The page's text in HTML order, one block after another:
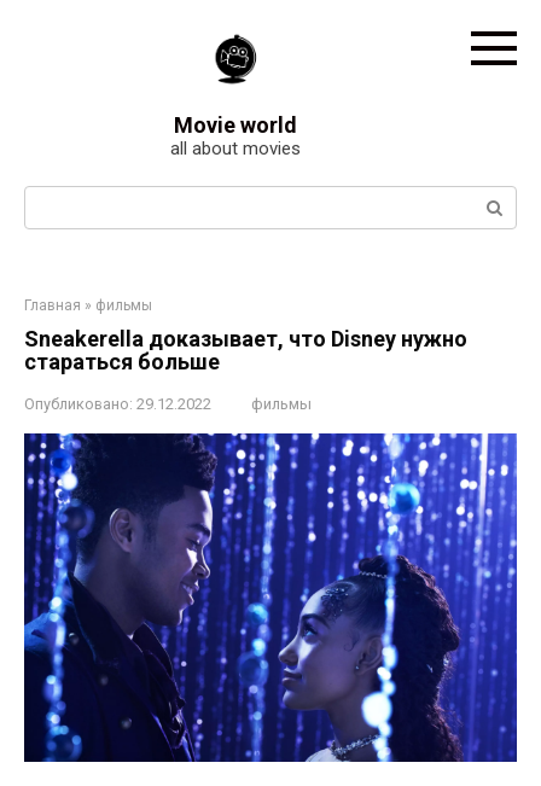
Movie world
all about movies
Поиск:
Главная » фильмы
Sneakerella доказывает, что Disney нужно
стараться больше
Опубликовано: 29.12.2022 фильмы